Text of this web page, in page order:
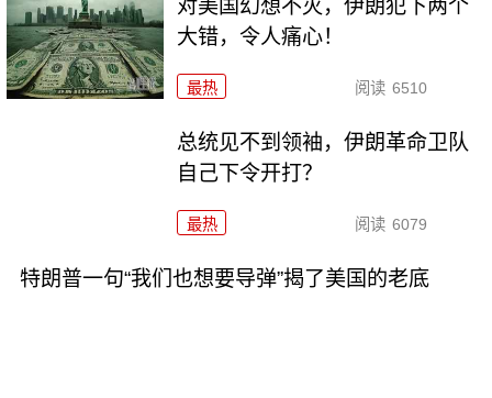
对美国幻想不灭，伊朗犯下两个
大错，令人痛心！
最热 阅读 6510
总统见不到领袖，伊朗革命卫队
自己下令开打？
最热 阅读 6079
特朗普一句“我们也想要导弹”揭了美国的老底